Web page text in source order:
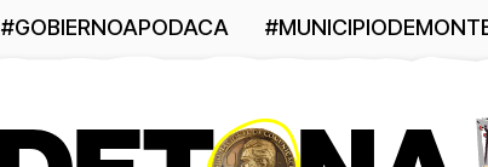
#GOBIERNOAPODACA